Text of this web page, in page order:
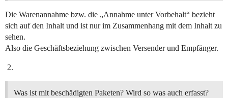
Die Warenannahme bzw. die „Annahme unter Vorbehalt“ bezieht
sich auf den Inhalt und ist nur im Zusammenhang mit dem Inhalt zu
sehen.
Also die Geschäftsbeziehung zwischen Versender und Empfänger.
Was ist mit beschädigten Paketen? Wird so was auch erfasst?